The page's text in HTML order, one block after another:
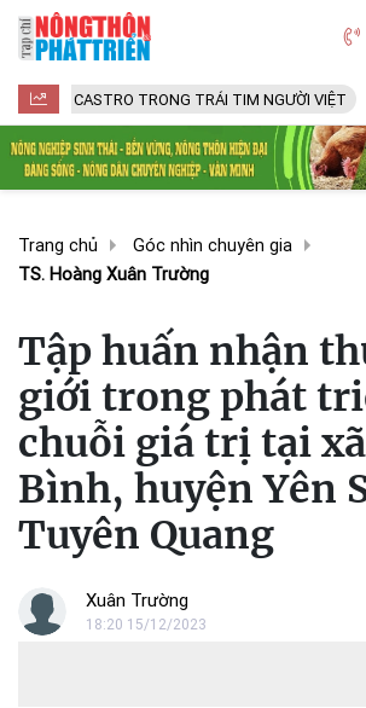
TRONG TRÁI TIM NGƯỜI VIỆT
Trang chủ
Góc nhìn chuyên gia
TS. Hoàng Xuân Trường
Tập huấn nhận
giới trong phát
chuỗi giá trị tại
Bình, huyện Yên
Tuyên Quang
Xuân Trường
18:20 15/12/2023